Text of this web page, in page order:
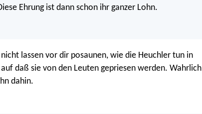
Ehrung ist dann schon ihr ganzer Lohn.
lassen vor dir posaunen, wie die Heuchler tun in
daß sie von den Leuten gepriesen werden. Wahrlich
dahin.